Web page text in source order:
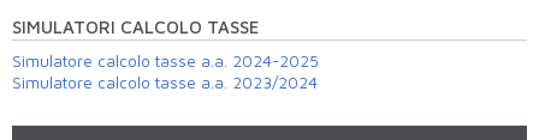
SIMULATORI CALCOLO TASSE
Simulatore calcolo tasse a.a. 2024-2025
Simulatore calcolo tasse a.a. 2023/2024